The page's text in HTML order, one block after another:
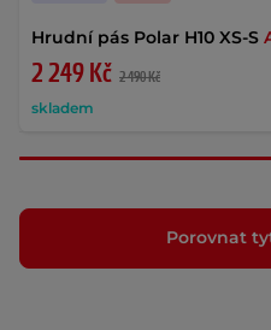
Hrudní pás Polar H10 XS-S
2 249 Kč 2 490 Kč
skladem
Porovnat